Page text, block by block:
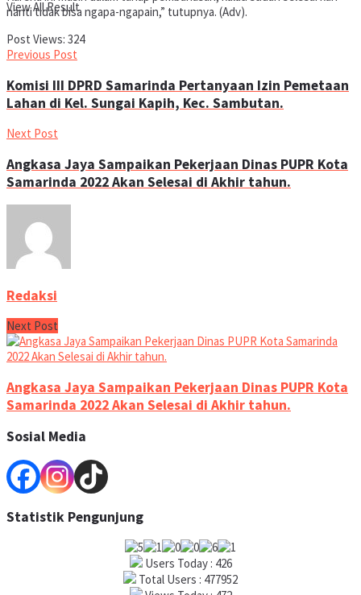
View All Result
nanti tidak bisa ngapa-ngapain,” tutupnya. (Adv).
Post Views: 324
Previous Post
Komisi III DPRD Samarinda Pertanyaan Izin Pemetaan
Lahan di Kel. Sungai Kapih, Kec. Sambutan.
Next Post
Angkasa Jaya Sampaikan Pekerjaan Dinas PUPR Kota
Samarinda 2022 Akan Selesai di Akhir tahun.
Redaksi
Next Post
Angkasa Jaya Sampaikan Pekerjaan Dinas PUPR Kota
Samarinda 2022 Akan Selesai di Akhir tahun.
Sosial Media
Statistik Pengunjung
Users Today : 426
Total Users : 477952